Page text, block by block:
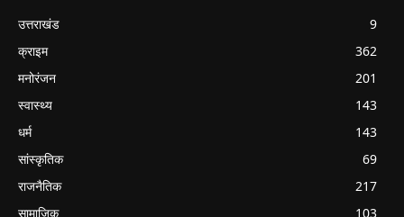
उत्तराखंड
9
क्राइम
362
मनोरंजन
201
स्वास्थ्य
143
धर्म
143
सांस्कृतिक
69
राजनैतिक
217
सामाजिक
103